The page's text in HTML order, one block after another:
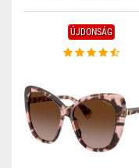
ÚJDONSÁG